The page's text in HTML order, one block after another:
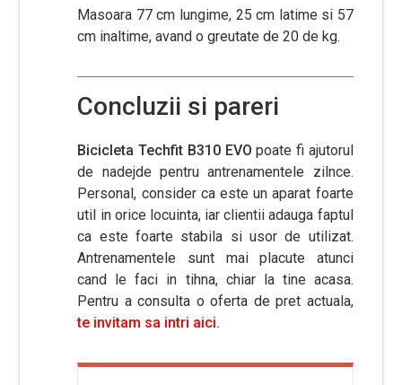
Masoara 77 cm lungime, 25 cm latime si 57
cm inaltime, avand o greutate de 20 de kg.
Concluzii si pareri
Bicicleta Techfit B310 EVO poate fi ajutorul
de nadejde pentru antrenamentele zilnce.
Personal, consider ca este un aparat foarte
util in orice locuinta, iar clientii adauga faptul
ca este foarte stabila si usor de utilizat.
Antrenamentele sunt mai placute atunci
cand le faci in tihna, chiar la tine acasa.
Pentru a consulta o oferta de pret actuala,
te invitam sa intri aici.